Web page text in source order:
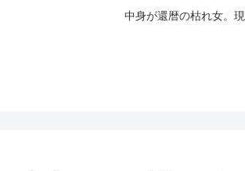
中身が還暦の枯れ女。